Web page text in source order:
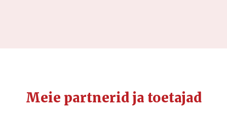
Meie partnerid ja toetajad